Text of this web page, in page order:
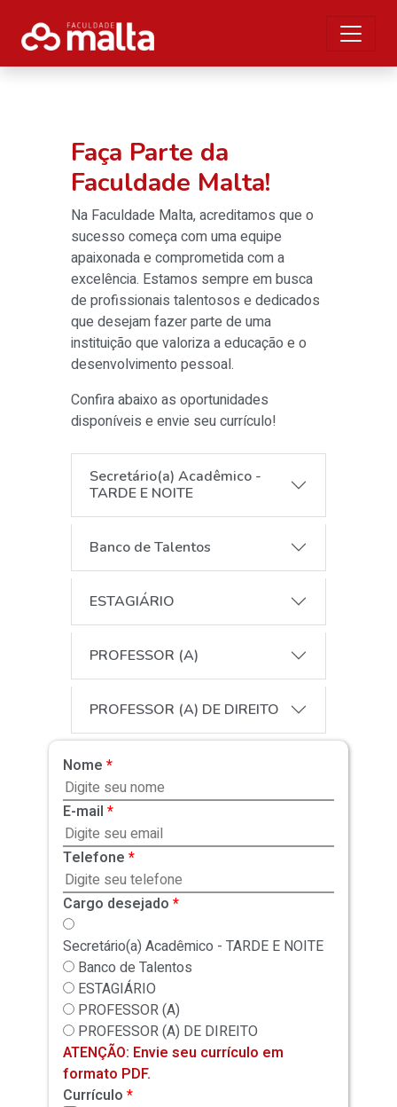
Faça Parte da
Faculdade Malta!
Na Faculdade Malta, acreditamos que o
sucesso começa com uma equipe
apaixonada e comprometida com a
excelência. Estamos sempre em busca
de profissionais talentosos e dedicados
que desejam fazer parte de uma
instituição que valoriza a educação e o
desenvolvimento pessoal.
Confira abaixo as oportunidades
disponíveis e envie seu currículo!
Secretário(a) Acadêmico -
TARDE E NOITE
Banco de Talentos
ESTAGIÁRIO
PROFESSOR (A)
PROFESSOR (A) DE DIREITO
Nome *
E-mail *
Telefone *
Cargo desejado *
Secretário(a) Acadêmico - TARDE E NOITE
Banco de Talentos
ESTAGIÁRIO
PROFESSOR (A)
PROFESSOR (A) DE DIREITO
ATENÇÃO: Envie seu currículo em
formato PDF.
Currículo *